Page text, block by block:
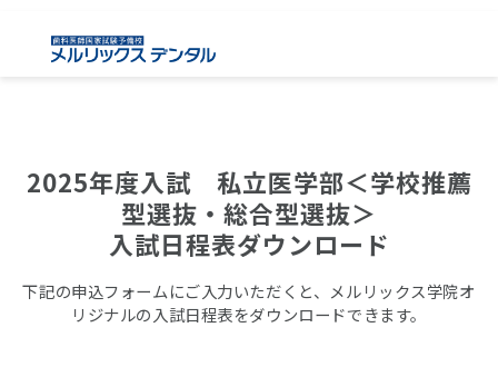
2025年度入試　私立医学部＜学校推薦
型選抜・総合型選抜＞
入試日程表ダウンロード
下記の申込フォームにご入力いただくと、メルリックス学院オ
リジナルの入試日程表をダウンロードできます。